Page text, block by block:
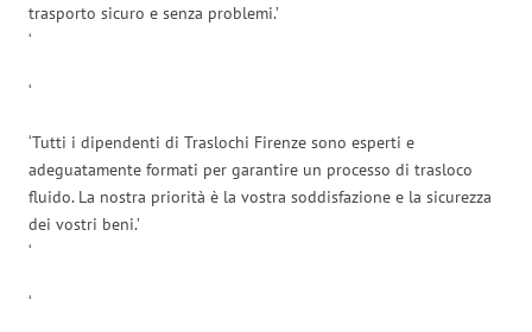
trasporto sicuro e senza problemi.’
‘
‘
‘Tutti i dipendenti di Traslochi Firenze sono esperti e
adeguatamente formati per garantire un processo di trasloco
fluido. La nostra priorità è la vostra soddisfazione e la sicurezza
dei vostri beni.’
‘
‘